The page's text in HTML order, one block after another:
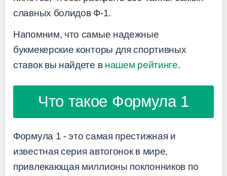
славных болидов Ф-1.
Напомним, что самые надежные
букмекерские конторы для спортивных
ставок вы найдете в нашем рейтинге.
Что такое Формула 1
Формула 1 - это самая престижная и
известная серия автогонок в мире,
привлекающая миллионы поклонников по